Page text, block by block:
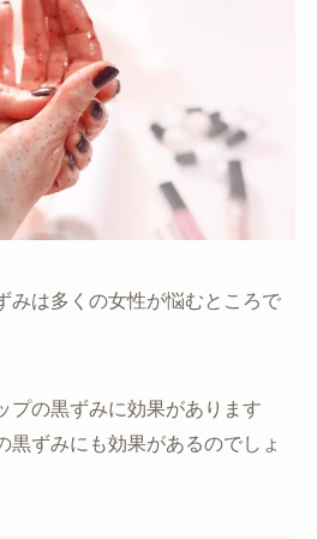
みは多くの女性が悩むところで
プの黒ずみに効果があります
黒ずみにも効果があるのでしょ